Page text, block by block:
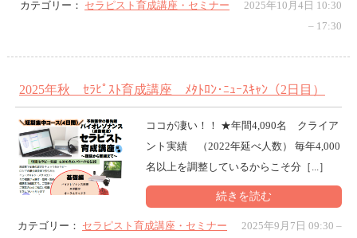
カテゴリー： セラピスト育成講座・セミナー
2025年10月4日 10:30
– 17:30
2025年秋 ｾﾗﾋﾟｽﾄ育成講座 ﾒﾀﾄﾛﾝ･ﾆｭｰｽｷｬﾝ（2日目）
ココが凄い！！ ★年間4,090名 クライア
ント実績 （2022年延べ人数） 毎年4,000
名以上を調整しているからこそ分［...］
続きを読む
カテゴリー： セラピスト育成講座・セミナー 2025年9月7日 09:30 –